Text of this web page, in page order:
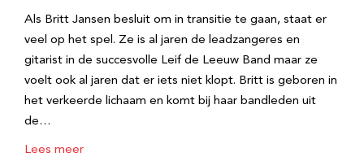
Als Britt Jansen besluit om in transitie te gaan, staat er
veel op het spel. Ze is al jaren de leadzangeres en
gitarist in de succesvolle Leif de Leeuw Band maar ze
voelt ook al jaren dat er iets niet klopt. Britt is geboren in
het verkeerde lichaam en komt bij haar bandleden uit
de…
Lees meer